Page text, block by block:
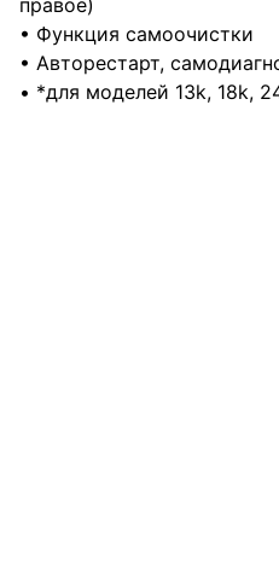
правое)
• Функция самоочистки
• Авторестарт,
• *для моделей 13k, 18k,